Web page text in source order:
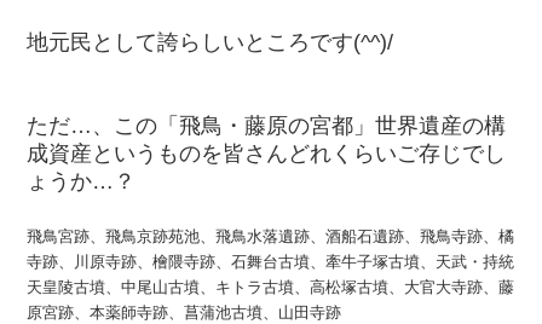
地元民として誇らしいところです(^^)/
ただ…、この「飛鳥・藤原の宮都」世界遺産の構
成資産というものを皆さんどれくらいご存じでし
ょうか…？
飛鳥宮跡、飛鳥京跡苑池、飛鳥水落遺跡、酒船石遺跡、飛鳥寺跡、橘
寺跡、川原寺跡、檜隈寺跡、石舞台古墳、牽牛子塚古墳、天武・持統
天皇陵古墳、中尾山古墳、キトラ古墳、高松塚古墳、大官大寺跡、藤
原宮跡、本薬師寺跡、菖蒲池古墳、山田寺跡